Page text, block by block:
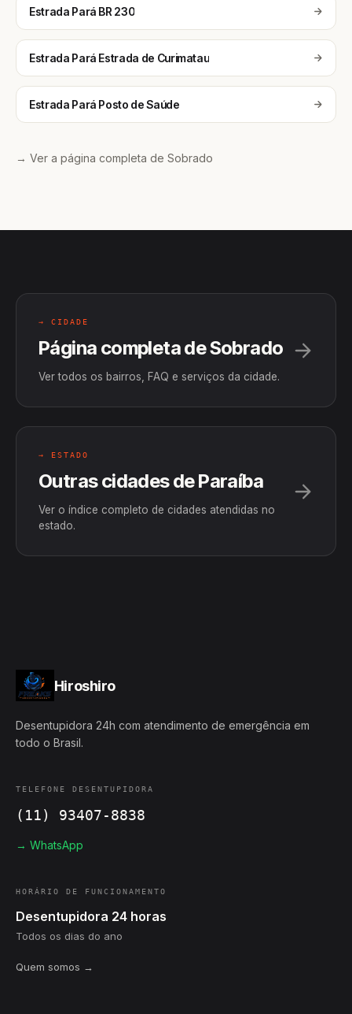
Estrada Pará BR 230
Estrada Pará Estrada de Curimatau
Estrada Pará Posto de Saúde
→ Ver a página completa de Sobrado
→ CIDADE
Página completa de Sobrado
Ver todos os bairros, FAQ e serviços da cidade.
→ ESTADO
Outras cidades de Paraíba
Ver o índice completo de cidades atendidas no
estado.
Hiroshiro
Desentupidora 24h com atendimento de emergência em
todo o Brasil.
TELEFONE DESENTUPIDORA
(11) 93407-8838
→ WhatsApp
HORÁRIO DE FUNCIONAMENTO
Desentupidora 24 horas
Todos os dias do ano
Quem somos →